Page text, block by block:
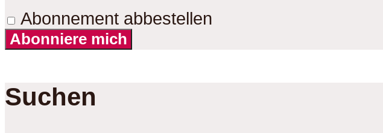
Abonnement abbestellen
Abonniere mich
Suchen